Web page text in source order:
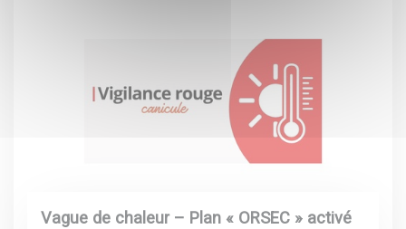
Vague de chaleur – Plan « ORSEC » activé